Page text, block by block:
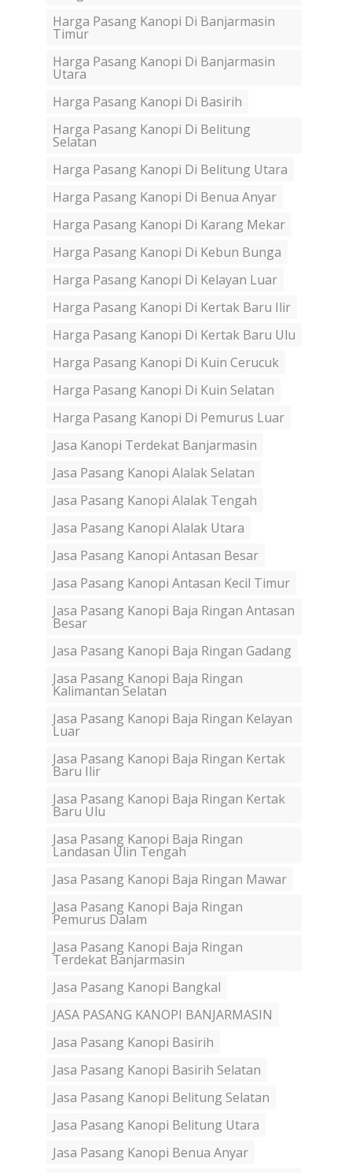
Harga Pasang Kanopi Di Banjarmasin
Timur
Harga Pasang Kanopi Di Banjarmasin
Utara
Harga Pasang Kanopi Di Basirih
Harga Pasang Kanopi Di Belitung
Selatan
Harga Pasang Kanopi Di Belitung Utara
Harga Pasang Kanopi Di Benua Anyar
Harga Pasang Kanopi Di Karang Mekar
Harga Pasang Kanopi Di Kebun Bunga
Harga Pasang Kanopi Di Kelayan Luar
Harga Pasang Kanopi Di Kertak Baru Ilir
Harga Pasang Kanopi Di Kertak Baru Ulu
Harga Pasang Kanopi Di Kuin Cerucuk
Harga Pasang Kanopi Di Kuin Selatan
Harga Pasang Kanopi Di Pemurus Luar
Jasa Kanopi Terdekat Banjarmasin
Jasa Pasang Kanopi Alalak Selatan
Jasa Pasang Kanopi Alalak Tengah
Jasa Pasang Kanopi Alalak Utara
Jasa Pasang Kanopi Antasan Besar
Jasa Pasang Kanopi Antasan Kecil Timur
Jasa Pasang Kanopi Baja Ringan Antasan
Besar
Jasa Pasang Kanopi Baja Ringan Gadang
Jasa Pasang Kanopi Baja Ringan
Kalimantan Selatan
Jasa Pasang Kanopi Baja Ringan Kelayan
Luar
Jasa Pasang Kanopi Baja Ringan Kertak
Baru Ilir
Jasa Pasang Kanopi Baja Ringan Kertak
Baru Ulu
Jasa Pasang Kanopi Baja Ringan
Landasan Ulin Tengah
Jasa Pasang Kanopi Baja Ringan Mawar
Jasa Pasang Kanopi Baja Ringan
Pemurus Dalam
Jasa Pasang Kanopi Baja Ringan
Terdekat Banjarmasin
Jasa Pasang Kanopi Bangkal
JASA PASANG KANOPI BANJARMASIN
Jasa Pasang Kanopi Basirih
Jasa Pasang Kanopi Basirih Selatan
Jasa Pasang Kanopi Belitung Selatan
Jasa Pasang Kanopi Belitung Utara
Jasa Pasang Kanopi Benua Anyar